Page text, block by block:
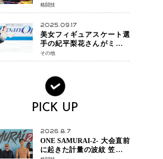
着」公式戦かエキシビショ
ンか混迷続く
格闘技
2025.09.17
美女フィギュアスケート選
手の紀平梨花さんがミラノ
五輪出場断念 中部選手権欠
場を発表「安全最優先の判
その他
PICK UP
2026.8.7
ONE SAMURAI-2- 大会直前
に起きた計量の波紋 笠原弘